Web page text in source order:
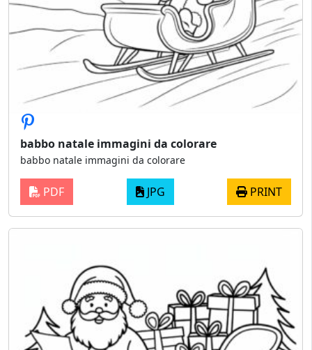
babbo natale immagini da colorare
babbo natale immagini da colorare
PDF JPG PRINT